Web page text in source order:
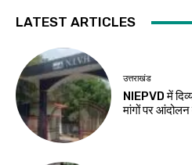
LATEST ARTICLES
उत्तराखंड
NIEPVD में
मांगों पर